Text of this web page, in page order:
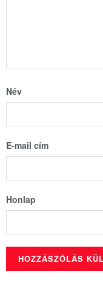
Név
E-mail cím
Honlap